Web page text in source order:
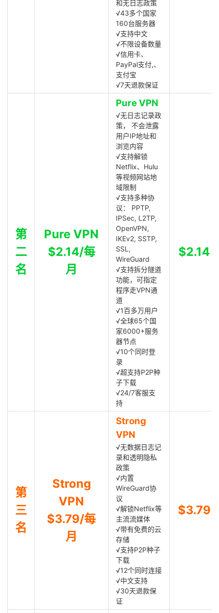
和无日志政策
√43多个国家
160台服务器
√支持中文
√不限设备数量
√信用卡、
PayPal支付,、
支付宝
√7天退款保证
第
二
名
Pure VPN
$2.14/每
月
Pure VPN
√无日志记录政
策， 不会泄露
用户IP地址和
浏览内容
√支持解锁
Netflix、Hulu
等视频网站地
域限制
√支持多种协
议： PPTP,
IPSec, L2TP,
OpenVPN,
IKEv2, SSTP,
SSL,
WireGuard
√支持拆分隧道
功能，可指定
程序走VPN通
道
√1百多万用户
√全球65个国
家6000+服务
器节点
√10个同时登
录
√超支持P2P种
子下载
√24/7客服支
持
$2.14
第
三
名
Strong
VPN
$3.79/每
月
Strong
VPN
√无数据日志记
录和透明隐私
政策
√内置
WireGuard协
议
√解锁Netflix等
主流流媒体
√带有免费的云
存储
√支持P2P种子
下载
√12个同时连接
√中文支持
√30天退款保
证
$3.79